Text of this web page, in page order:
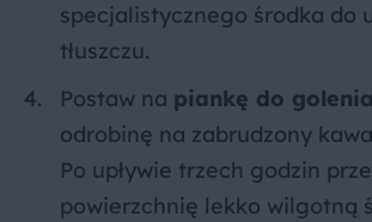
specjalistycznego środka do
tłuszczu.
Postaw na piankę do golenia
odrobinę na zabrudzony
Po upływie trzech godzin
powierzchnię lekko wilgotną